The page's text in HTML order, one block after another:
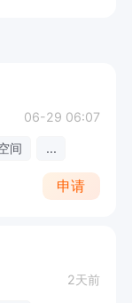
06-29 06:07
间 ...
申请
2天前